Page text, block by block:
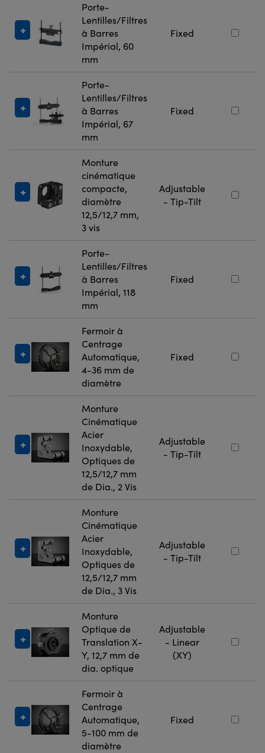
Porte-
Lentilles/Filtres
à Barres
Impérial, 60
mm
Fixed
Porte-
Lentilles/Filtres
à Barres
Impérial, 67
mm
Fixed
Monture
cinématique
compacte,
diamètre
12,5/12,7 mm,
3 vis
Adjustable
- Tip-Tilt
Porte-
Lentilles/Filtres
à Barres
Impérial, 118
mm
Fixed
Fermoir à
Centrage
Automatique,
4-36 mm de
diamètre
Fixed
Monture
Cinématique
Acier
Inoxydable,
Optiques de
12,5/12,7 mm
de Dia., 2 Vis
Adjustable
- Tip-Tilt
Monture
Cinématique
Acier
Inoxydable,
Optiques de
12,5/12,7 mm
de Dia., 3 Vis
Adjustable
- Tip-Tilt
Monture
Optique de
Translation X-
Y, 12,7 mm de
dia. optique
Adjustable
- Linear
(XY)
Fermoir à
Centrage
Automatique,
5-100 mm de
diamètre
Fixed